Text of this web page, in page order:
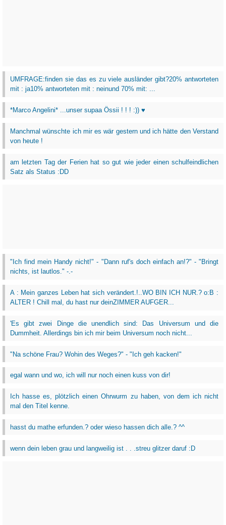
UMFRAGE:finden sie das es zu viele ausländer gibt?20% antworteten
mit : ja10% antworteten mit : neinund 70% mit: ...
*Marco Angelini* ...unser supaa Össii ! ! ! :)) ♥
Manchmal wünschte ich mir es wär gestern und ich hätte den Verstand
von heute !
am letzten Tag der Ferien hat so gut wie jeder einen schulfeindlichen
Satz als Status :DD
"Ich find mein Handy nicht!" - "Dann ruf's doch einfach an!?" - "Bringt
nichts, ist lautlos." -.-
A : Mein ganzes Leben hat sich verändert.!..WO BIN ICH NUR.? o:B :
ALTER ! Chill mal, du hast nur deinZIMMER AUFGER...
'Es gibt zwei Dinge die unendlich sind: Das Universum und die
Dummheit. Allerdings bin ich mir beim Universum noch nicht...
"Na schöne Frau? Wohin des Weges?" - "Ich geh kacken!"
egal wann und wo, ich will nur noch einen kuss von dir!
Ich hasse es, plötzlich einen Ohrwurm zu haben, von dem ich nicht
mal den Titel kenne.
hasst du mathe erfunden.? oder wieso hassen dich alle.? ^^
wenn dein leben grau und langweilig ist . . .streu glitzer daruf :D